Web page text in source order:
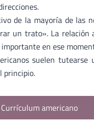
de la mayoría de las
un trato». La relación
importante en ese
suelen tutearse
principio.
Currículum americano